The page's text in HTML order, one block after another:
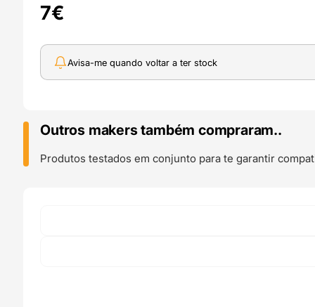
7€
Avisa-me quando voltar a ter stock
Outros makers também compraram..
Produtos testados em conjunto para te garantir